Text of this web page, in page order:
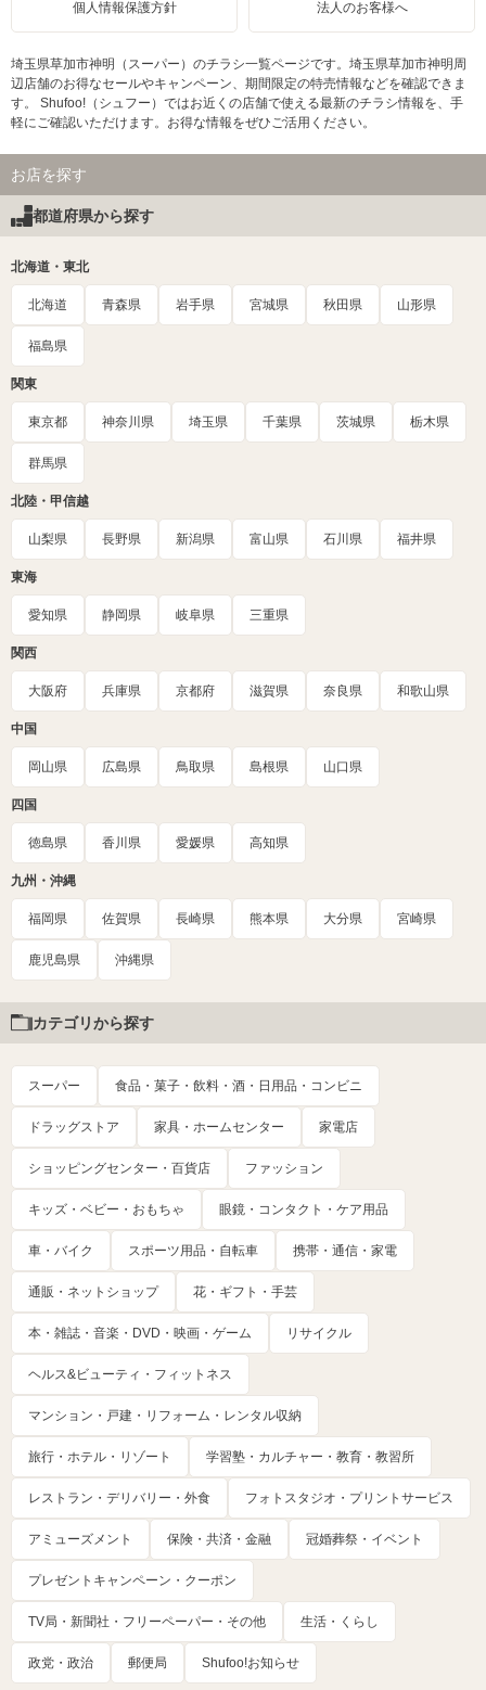
個人情報保護方針 法人のお客様へ
埼玉県草加市神明（スーパー）のチラシ一覧ページです。埼玉県草加市神明周
辺店舗のお得なセールやキャンペーン、期間限定の特売情報などを確認できま
す。 Shufoo!（シュフー）ではお近くの店舗で使える最新のチラシ情報を、手
軽にご確認いただけます。お得な情報をぜひご活用ください。
お店を探す
都道府県から探す
北海道・東北
北海道 青森県 岩手県 宮城県 秋田県 山形県
福島県
関東
東京都 神奈川県 埼玉県 千葉県 茨城県 栃木県
群馬県
北陸・甲信越
山梨県 長野県 新潟県 富山県 石川県 福井県
東海
愛知県 静岡県 岐阜県 三重県
関西
大阪府 兵庫県 京都府 滋賀県 奈良県 和歌山県
中国
岡山県 広島県 鳥取県 島根県 山口県
四国
徳島県 香川県 愛媛県 高知県
九州・沖縄
福岡県 佐賀県 長崎県 熊本県 大分県 宮崎県
鹿児島県 沖縄県
カテゴリから探す
スーパー 食品・菓子・飲料・酒・日用品・コンビニ
ドラッグストア 家具・ホームセンター 家電店
ショッピングセンター・百貨店 ファッション
キッズ・ベビー・おもちゃ 眼鏡・コンタクト・ケア用品
車・バイク スポーツ用品・自転車 携帯・通信・家電
通販・ネットショップ 花・ギフト・手芸
本・雑誌・音楽・DVD・映画・ゲーム リサイクル
ヘルス&ビューティ・フィットネス
マンション・戸建・リフォーム・レンタル収納
旅行・ホテル・リゾート 学習塾・カルチャー・教育・教習所
レストラン・デリバリー・外食 フォトスタジオ・プリントサービス
アミューズメント 保険・共済・金融 冠婚葬祭・イベント
プレゼントキャンペーン・クーポン
TV局・新聞社・フリーペーパー・その他 生活・くらし
政党・政治 郵便局 Shufoo!お知らせ